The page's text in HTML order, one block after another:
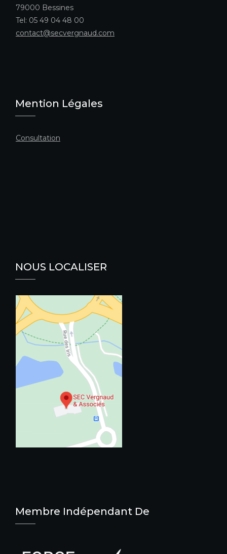
79000 Bessines
Tel: 05 49 04 48 00
contact@secvergnaud.com
Mention Légales
Consultation
NOUS LOCALISER
Membre Indépendant De